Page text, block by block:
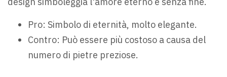
Pro: Simbolo di eternità, molto elegante.
Contro: Può essere più costoso a causa del
numero di pietre preziose.